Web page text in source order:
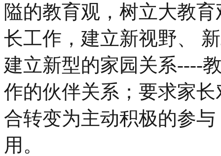
隘的教育观，树立大教
长工作，建立新视野、
建立新型的家园关系----
作的伙伴关系；要求家
合转变为主动积极的参
用。